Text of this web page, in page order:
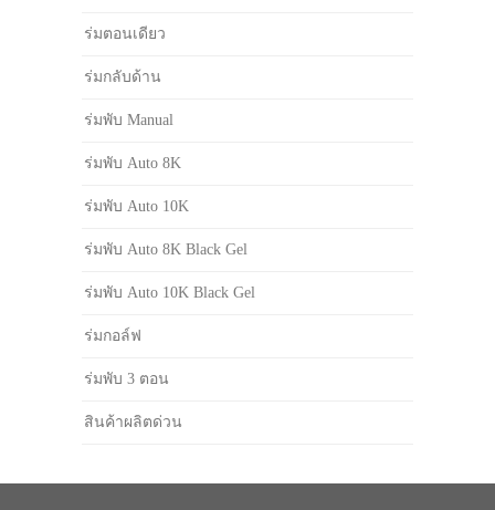
ร่มตอนเดียว
ร่มกลับด้าน
ร่มพับ Manual
ร่มพับ Auto 8K
ร่มพับ Auto 10K
ร่มพับ Auto 8K Black Gel
ร่มพับ Auto 10K Black Gel
ร่มกอล์ฟ
ร่มพับ 3 ตอน
สินค้าผลิตด่วน